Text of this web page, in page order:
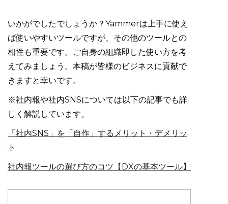
いかがでしたでしょうか？Yammerは上手に使え
ば使いやすいツールですが、その他のツールとの
相性も重要です。ご自身の組織即した使い方を考
えてみましょう。本稿が皆様のビジネスに貢献で
きますと幸いです。
※社内報や社内SNSについては以下の記事でも詳
しく解説しています。
「社内SNS」を「自作」するメリット・デメリッ
ト
社内報ツールの選び方のコツ【‍DXの基本ツール】